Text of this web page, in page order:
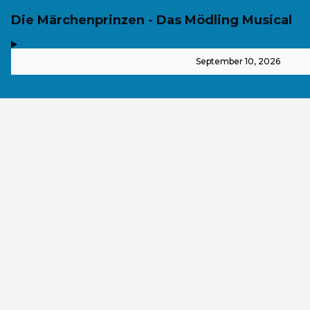
Die Märchenprinzen - Das Mödling Musical
September 10, 2026